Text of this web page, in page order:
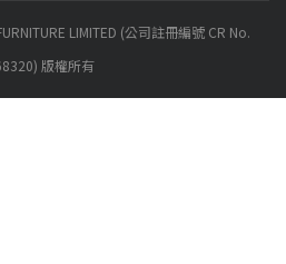
LIMITED (公司註冊編號 CR No.
版權所有